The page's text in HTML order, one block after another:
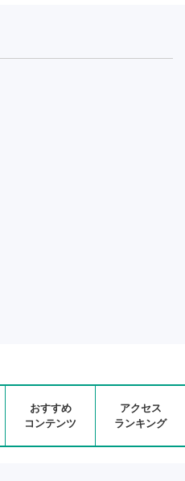
おすすめ
コンテンツ
アクセス
ランキング